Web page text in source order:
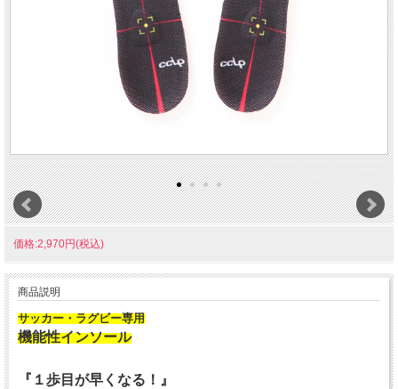
価格:2,970円(税込)
商品説明
サッカー・ラグビー専用
機能性インソール
『１歩目が早くなる！』